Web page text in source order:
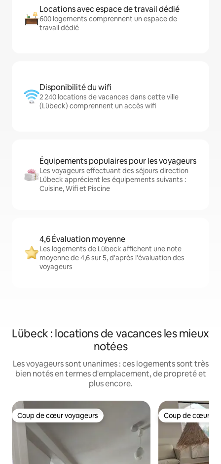
Locations avec espace de travail dédié
600 logements comprennent un espace de
travail dédié
Disponibilité du wifi
2 240 locations de vacances dans cette ville
(Lübeck) comprennent un accès wifi
Équipements populaires pour les voyageurs
Les voyageurs effectuant des séjours direction
Lübeck apprécient les équipements suivants :
Cuisine, Wifi et Piscine
4,6 Évaluation moyenne
Les logements de Lübeck affichent une note
moyenne de 4,6 sur 5, d'après l'évaluation des
voyageurs
Lübeck : locations de vacances les mieux
notées
Les voyageurs sont unanimes : ces logements sont très
bien notés en termes d'emplacement, de propreté et
plus encore.
Coup de cœur voyageurs
Coup de cœur voyageurs Coup de cœur
Coup de cœur